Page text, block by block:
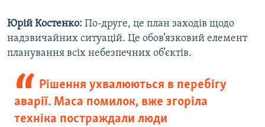
Юрій Костенко: По-друге, це план заходів щодо
надзвичайних ситуацій. Це обов’язковий елемент
планування всіх небезпечних об’єктів.
Рішення ухвалюються в перебігу
аварії. Маса помилок, вже згоріла
техніка постраждали люди